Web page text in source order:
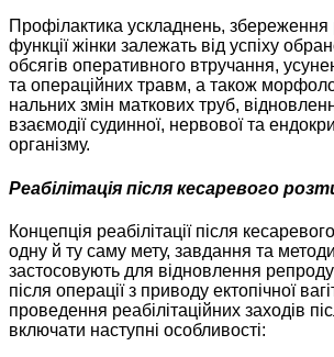
Профілактика ускладнень, збереження
функції жінки залежать від успіху
обсягів оперативного втручання,
та операційних травм, а також
нальних змін маткових труб,
взає­модії судинної, нервової та
організму.
Реабілітація після кесаревого
Концепція реабілітації після
одну й ту саму мету, завдання та
застосовують для відновлення
після операції з приводу ектопічної
проведення реабілітаційних заходів
включати наступні особливості: